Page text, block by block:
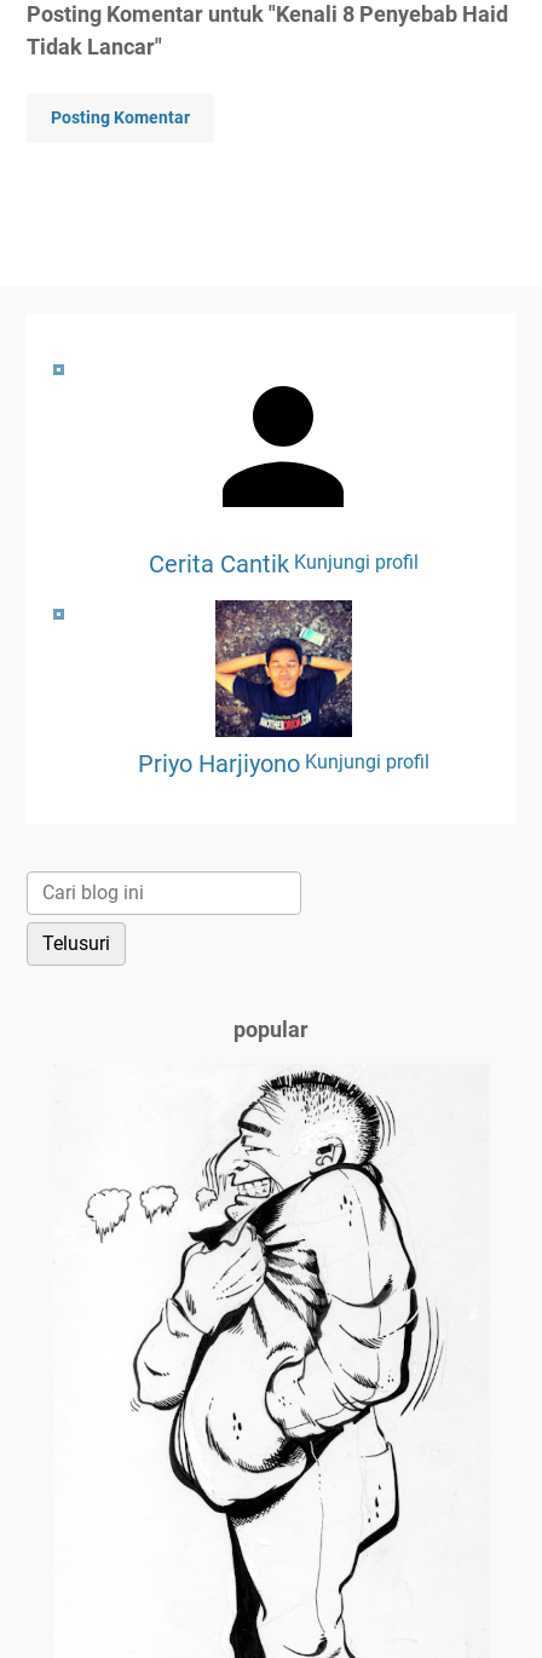
Posting Komentar untuk "Kenali 8 Penyebab Haid
Tidak Lancar"
Posting Komentar
Cerita CantikKunjungi profil
Priyo HarjiyonoKunjungi profil
popular